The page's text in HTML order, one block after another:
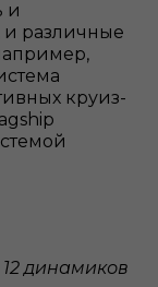
и
и различные
круиз-
динамиков